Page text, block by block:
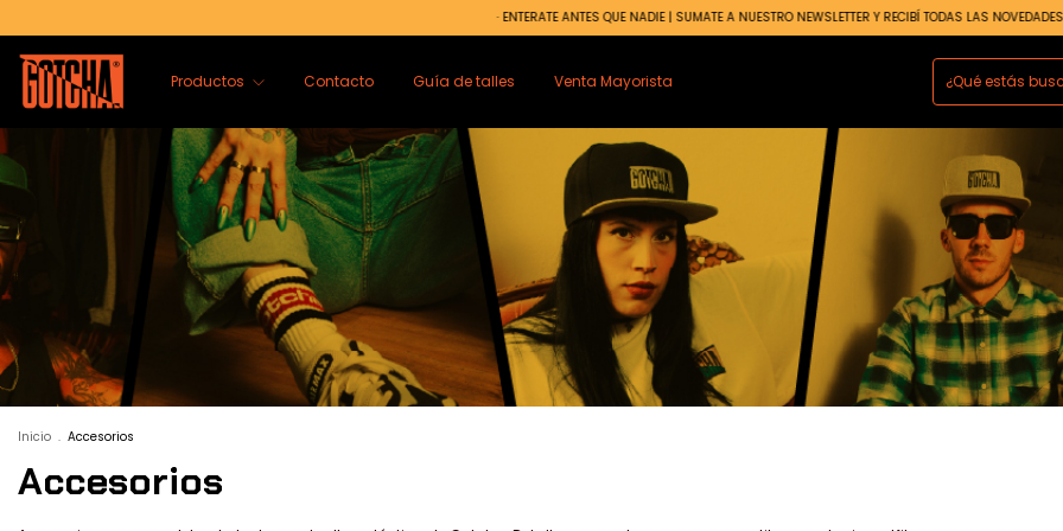
· ENTERATE ANTES QUE NADIE | SUMATE A NUESTRO NEWSLETTER Y RECIBÍ TODAS LAS NOVEDADES · · ENTERATE ANTES
Productos Contacto Guía de talles Venta Mayorista
Inicio . Accesorios
Accesorios